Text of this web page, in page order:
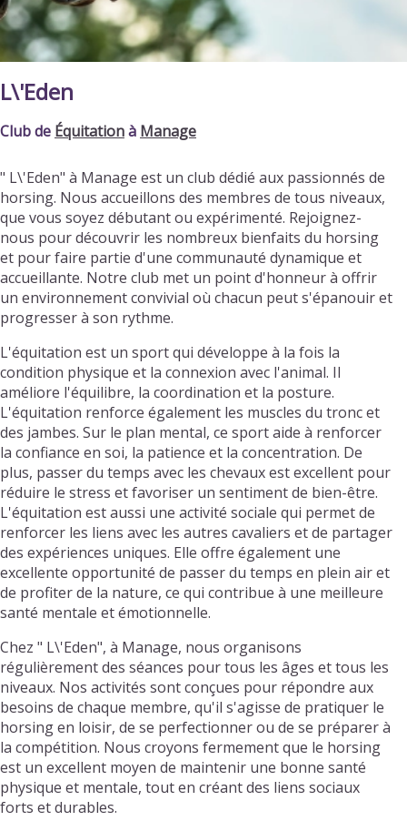
L\'Eden
Club de Équitationà Manage
" L\'Eden" à Manage est un club dédié aux passionnés de
horsing. Nous accueillons des membres de tous niveaux,
que vous soyez débutant ou expérimenté. Rejoignez-
nous pour découvrir les nombreux bienfaits du horsing
et pour faire partie d'une communauté dynamique et
accueillante. Notre club met un point d'honneur à offrir
un environnement convivial où chacun peut s'épanouir et
progresser à son rythme.
L'équitation est un sport qui développe à la fois la
condition physique et la connexion avec l'animal. Il
améliore l'équilibre, la coordination et la posture.
L'équitation renforce également les muscles du tronc et
des jambes. Sur le plan mental, ce sport aide à renforcer
la confiance en soi, la patience et la concentration. De
plus, passer du temps avec les chevaux est excellent pour
réduire le stress et favoriser un sentiment de bien-être.
L'équitation est aussi une activité sociale qui permet de
renforcer les liens avec les autres cavaliers et de partager
des expériences uniques. Elle offre également une
excellente opportunité de passer du temps en plein air et
de profiter de la nature, ce qui contribue à une meilleure
santé mentale et émotionnelle.
Chez " L\'Eden", à Manage, nous organisons
régulièrement des séances pour tous les âges et tous les
niveaux. Nos activités sont conçues pour répondre aux
besoins de chaque membre, qu'il s'agisse de pratiquer le
horsing en loisir, de se perfectionner ou de se préparer à
la compétition. Nous croyons fermement que le horsing
est un excellent moyen de maintenir une bonne santé
physique et mentale, tout en créant des liens sociaux
forts et durables.